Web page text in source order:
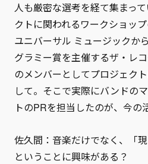
人も厳密な選考を経て集まっ
クトに関われるワークショッ
ユニバーサル ミュージックか
グラミー賞を主催するザ・レ
のメンバーとしてプロジェク
して。そこで実際にバンドの
トのPRを担当したのが、今の
佐久間：音楽だけでなく、「
ということに興味がある？